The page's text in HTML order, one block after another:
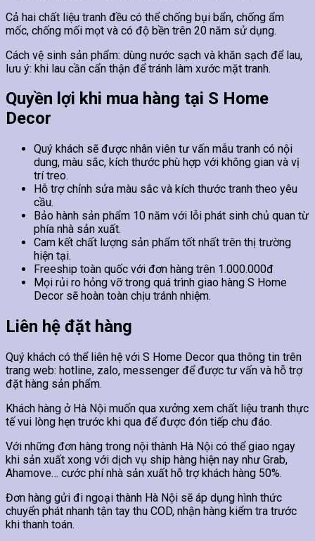
Cả hai chất liệu tranh đều có thể chống bụi bẩn, chống ẩm
mốc, chống mối mọt và có độ bền trên 20 năm sử dụng.
Cách vệ sinh sản phẩm: dùng nước sạch và khăn sạch để lau,
lưu ý: khi lau cần cẩn thận để tránh làm xước mặt tranh.
Quyền lợi khi mua hàng tại S Home
Decor
Quý khách sẽ được nhân viên tư vấn mẫu tranh có nội
dung, màu sắc, kích thước phù hợp với không gian và vị
trí treo.
Hỗ trợ chỉnh sửa màu sắc và kích thước tranh theo yêu
cầu.
Bảo hành sản phẩm 10 năm với lỗi phát sinh chủ quan từ
phía nhà sản xuất.
Cam kết chất lượng sản phẩm tốt nhất trên thị trường
hiện tại.
Freeship toàn quốc với đơn hàng trên 1.000.000đ
Mọi rủi ro hỏng vỡ trong quá trình giao hàng S Home
Decor sẽ hoàn toàn chịu tránh nhiệm.
Liên hệ đặt hàng
Quý khách có thể liên hệ với S Home Decor qua thông tin trên
trang web: hotline, zalo, messenger để được tư vấn và hỗ trợ
đặt hàng sản phẩm.
Khách hàng ở Hà Nội muốn qua xưởng xem chất liệu tranh thực
tế vui lòng hẹn trước khi qua để được đón tiếp chu đáo.
Với những đơn hàng trong nội thành Hà Nội có thể giao ngay
khi sản xuất xong với dịch vụ ship hàng hiện nay như Grab,
Ahamove… cước phí nhà sản xuất hỗ trợ khách hàng 50%.
Đơn hàng gửi đi ngoại thành Hà Nội sẽ áp dụng hình thức
chuyển phát nhanh tận tay thu COD, nhận hàng kiểm tra trước
khi thanh toán.